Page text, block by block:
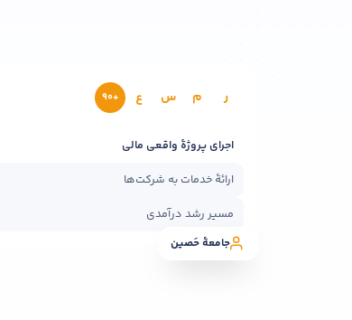
ر م س ع +۹۰
اجرای پروژهٔ واقعی مالی
ارائهٔ خدمات به شرکت‌ها
مسیر رشد درآمدی
جامعهٔ حَصین